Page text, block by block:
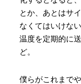
とか、あとはサ
なくてはいけな
温度を定期的に
ど。
僕らがこれまで